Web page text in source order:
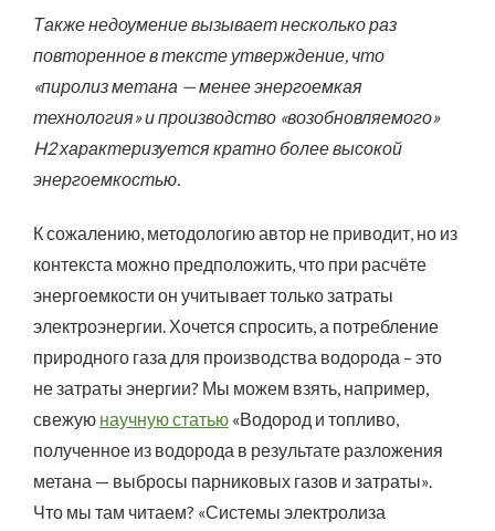
Также недоумение вызывает несколько раз
повторенное в тексте утверждение, что
«пиролиз метана — менее энергоемкая
технология» и производство «возобновляемого»
H2 характеризуется кратно более высокой
энергоемкостью.
К сожалению, методологию автор не приводит, но из
контекста можно предположить, что при расчёте
энергоемкости он учитывает только затраты
электроэнергии. Хочется спросить, а потребление
природного газа для производства водорода – это
не затраты энергии? Мы можем взять, например,
свежую научную статью «Водород и топливо,
полученное из водорода в результате разложения
метана — выбросы парниковых газов и затраты».
Что мы там читаем? «Системы электролиза